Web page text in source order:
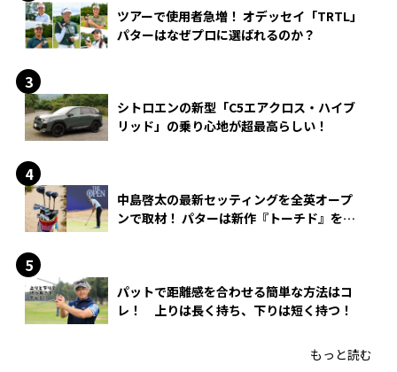
ツアーで使用者急増！ オデッセイ「TRTL」
パターはなぜプロに選ばれるのか？
シトロエンの新型「C5エアクロス・ハイブ
リッド」の乗り心地が超最高らしい！
中島啓太の最新セッティングを全英オープ
ンで取材！ パターは新作『トーチド』を投
パットで距離感を合わせる簡単な方法はコ
レ！ 上りは長く持ち、下りは短く持つ！
もっと読む